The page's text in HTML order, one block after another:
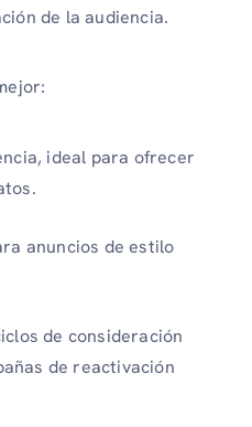
de la audiencia.
ideal para ofrecer
anuncios de estilo
de consideración
de reactivación